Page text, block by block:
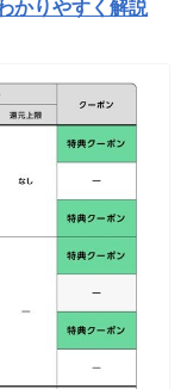
かりやすく解説